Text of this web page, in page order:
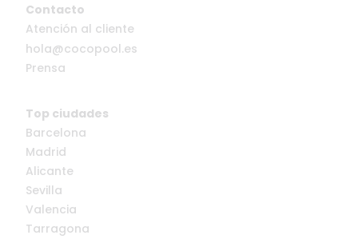
Contacto
Atención al cliente
hola@cocopool.es
Prensa
Top ciudades
Barcelona
Madrid
Alicante
Sevilla
Valencia
Tarragona